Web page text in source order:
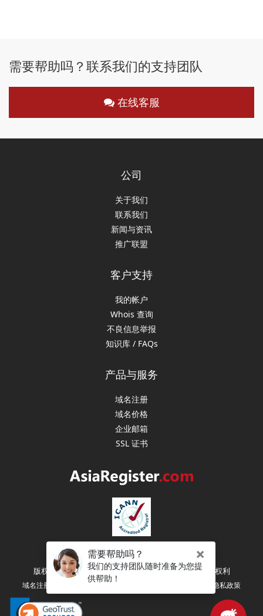
需要帮助吗？联系我们的支持团队
在线客服
公司
关于我们
联系我们
新闻与资讯
推广联盟
客户支持
我的帐户
Whois 查询
不良信息举报
知识库 / FAQs
产品与服务
域名注册
域名价格
企业邮箱
SSL 证书
版权所有 (C) 2003-2026 亚洲注册（新加坡） 保留所有权利
域名注册协议 注册人权利和义务 隐私政策